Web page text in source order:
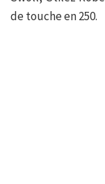
de touche en 250.